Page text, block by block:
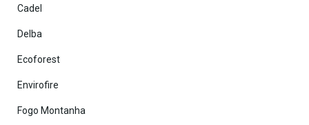
Cadel
Delba
Ecoforest
Envirofire
Fogo Montanha